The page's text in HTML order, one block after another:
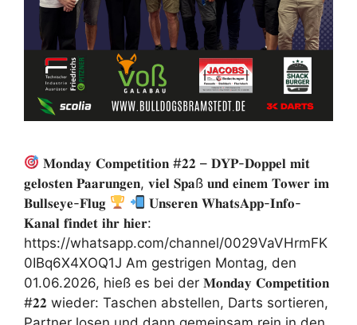
𝐌𝐨𝐧𝐝𝐚𝐲 𝐂𝐨𝐦𝐩𝐞𝐭𝐢𝐭𝐢𝐨𝐧 #𝟐𝟐 – 𝐃𝐘𝐏-𝐃𝐨𝐩𝐩𝐞𝐥 𝐦𝐢𝐭
𝐠𝐞𝐥𝐨𝐬𝐭𝐞𝐧 𝐏𝐚𝐚𝐫𝐮𝐧𝐠𝐞𝐧, 𝐯𝐢𝐞𝐥 𝐒𝐩𝐚ß 𝐮𝐧𝐝 𝐞𝐢𝐧𝐞𝐦 𝐓𝐨𝐰𝐞𝐫 𝐢𝐦
𝐁𝐮𝐥𝐥𝐬𝐞𝐲𝐞-𝐅𝐥𝐮𝐠
𝐔𝐧𝐬𝐞𝐫𝐞𝐧 𝐖𝐡𝐚𝐭𝐬𝐀𝐩𝐩-𝐈𝐧𝐟𝐨-
𝐊𝐚𝐧𝐚𝐥 𝐟𝐢𝐧𝐝𝐞𝐭 𝐢𝐡𝐫 𝐡𝐢𝐞𝐫:
https://whatsapp.com/channel/0029VaVHrmFK
0IBq6X4XOQ1J Am gestrigen Montag, den
01.06.2026, hieß es bei der 𝐌𝐨𝐧𝐝𝐚𝐲 𝐂𝐨𝐦𝐩𝐞𝐭𝐢𝐭𝐢𝐨𝐧
#𝟐𝟐 wieder: Taschen abstellen, Darts sortieren,